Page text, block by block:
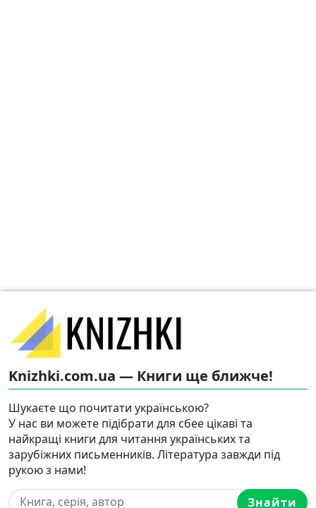
Knizhki.com.ua — Книги ще ближче!
Шукаєте що почитати українською?
У нас ви можете підібрати для сбее цікаві та
найкращі книги для читання українських та
зарубіжних письменників. Література завжди під
рукою з нами!
Знайти